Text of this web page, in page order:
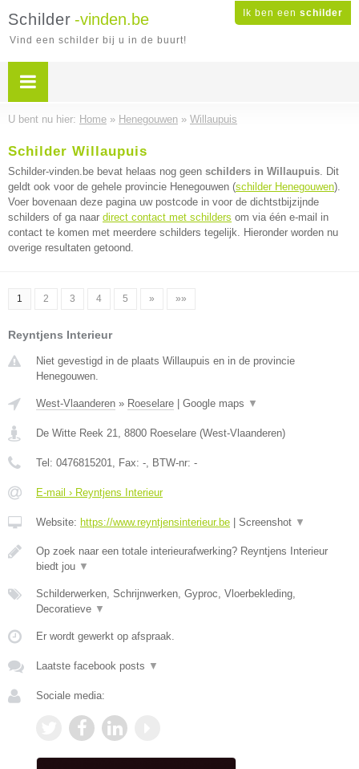
Ik ben een schilder
Schilder -vinden.be
Vind een schilder bij u in de buurt!
U bent nu hier: Home » Henegouwen » Willaupuis
Schilder Willaupuis
Schilder-vinden.be bevat helaas nog geen schilders in Willaupuis. Dit
geldt ook voor de gehele provincie Henegouwen (schilder Henegouwen).
Voer bovenaan deze pagina uw postcode in voor de dichtstbijzijnde
schilders of ga naar direct contact met schilders om via één e-mail in
contact te komen met meerdere schilders tegelijk. Hieronder worden nu
overige resultaten getoond.
1 2 3 4 5 » »»
Reyntjens Interieur
Niet gevestigd in de plaats Willaupuis en in de provincie
Henegouwen.
West-Vlaanderen » Roeselare Google maps ▼
De Witte Reek 21, 8800 Roeselare (West-Vlaanderen)
Tel: 0476815201, Fax: -, BTW-nr: -
E-mail › Reyntjens Interieur
Website: https://www.reyntjensinterieur.be Screenshot ▼
Op zoek naar een totale interieurafwerking? Reyntjens Interieur
biedt jou ▼
Schilderwerken, Schrijnwerken, Gyproc, Vloerbekleding,
Decoratieve ▼
Er wordt gewerkt op afspraak.
Laatste facebook posts ▼
Sociale media: